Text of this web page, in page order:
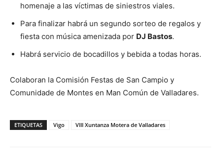
homenaje a las víctimas de siniestros viales.
Para finalizar habrá un segundo sorteo de regalos y
fiesta con música amenizada por DJ Bastos.
Habrá servicio de bocadillos y bebida a todas horas.
Colaboran la Comisión Festas de San Campio y
Comunidade de Montes en Man Común de Valladares.
ETIQUETAS Vigo VIII Xuntanza Motera de Valladares